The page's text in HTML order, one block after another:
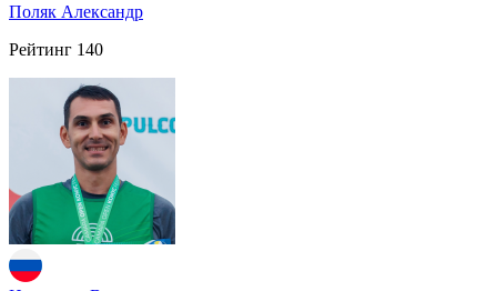
Поляк Александр
Рейтинг 140